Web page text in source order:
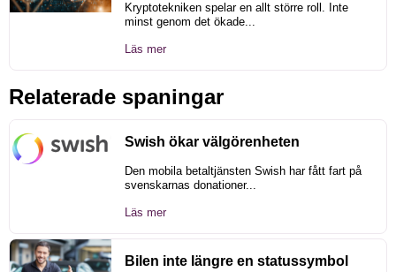
Kryptotekniken spelar en allt större roll. Inte
minst genom det ökade...
Läs mer
Relaterade spaningar
Swish ökar välgörenheten
Den mobila betaltjänsten Swish har fått fart på
svenskarnas donationer...
Läs mer
Bilen inte längre en statussymbol